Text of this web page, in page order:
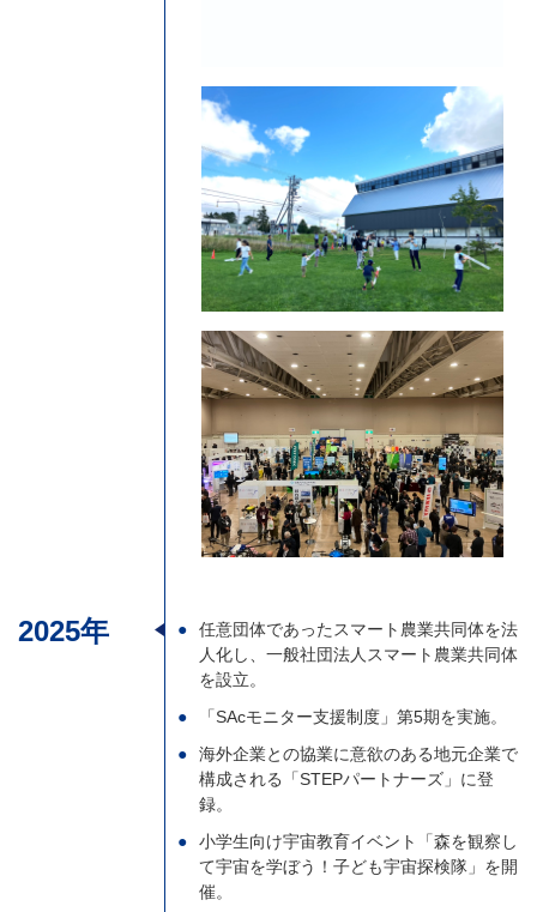
2025年
任意団体であったスマート農業共同体を法
人化し、一般社団法人スマート農業共同体
を設立。
「SAcモニター支援制度」第5期を実施。
海外企業との協業に意欲のある地元企業で
構成される「STEPパートナーズ」に登
録。
小学生向け宇宙教育イベント「森を観察し
て宇宙を学ぼう！子ども宇宙探検隊」を開
催。